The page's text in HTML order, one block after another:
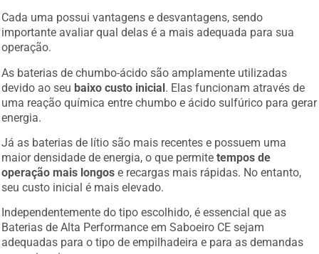
Cada uma possui vantagens e desvantagens, sendo
importante avaliar qual delas é a mais adequada para sua
operação.
As baterias de chumbo-ácido são amplamente utilizadas
devido ao seu baixo custo inicial. Elas funcionam através de
uma reação química entre chumbo e ácido sulfúrico para gerar
energia.
Já as baterias de lítio são mais recentes e possuem uma
maior densidade de energia, o que permitetempos de
operação mais longos e recargas mais rápidas. No entanto,
seu custo inicial é mais elevado.
Independentemente do tipo escolhido, é essencial que as
Baterias de Alta Performance em Saboeiro CE sejam
adequadas para o tipo de empilhadeira e para as demandas